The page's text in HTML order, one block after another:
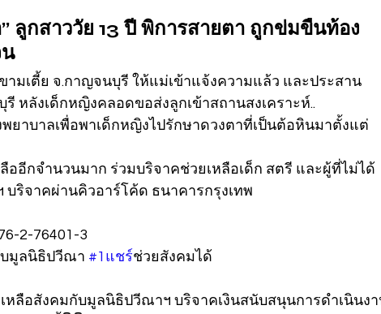
ลูกสาววัย 13 ปี พิการสายตา ถูกข่มขืนท้อง
มเตี้ย จ.กาญจนบุรี ให้แม่เข้าแจ้งความแล้ว และประสาน
หลังเด็กหญิงคลอดขอส่งลูกเข้าสถานสงเคราะห์..
าบาลเพื่อพาเด็กหญิงไปรักษาดวงตาที่เป็นต้อหินมาตั้งแต่
อีกจำนวนมาก ร่วมบริจาคช่วยเหลือเด็ก สตรี และผู้ที่ไม่ได้
ริจาคผ่านคิวอาร์โค้ด ธนาคารกรุงเทพ
2-76401-3
บมูลนิธิปวีณา #1แชร์ช่วยสังคมได้
ลือสังคมกับมูลนิธิปวีณาฯ บริจาคเงินสนับสนุนการดำเนินง